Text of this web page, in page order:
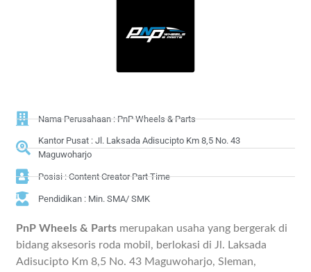
Nama Perusahaan : PnP Wheels & Parts
Kantor Pusat : Jl. Laksada Adisucipto Km 8,5 No. 43
Maguwoharjo
Posisi : Content Creator Part Time
Pendidikan : Min. SMA/ SMK
PnP Wheels & Parts merupakan usaha yang bergerak di
bidang aksesoris roda mobil, berlokasi di Jl. Laksada
Adisucipto Km 8,5 No. 43 Maguwoharjo, Sleman,